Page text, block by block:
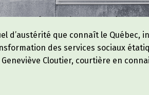
d’austérité que connaît le Québec,
des services sociaux
Geneviève Cloutier, courtière en